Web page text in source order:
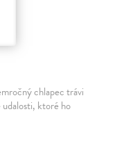
chlapec trávi
udalosti, ktoré ho